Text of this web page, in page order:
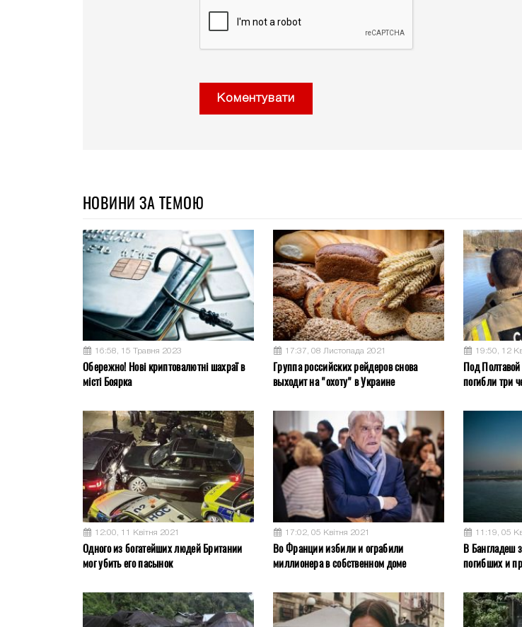
Коментувати
НОВИНИ ЗА ТЕМОЮ
16:58, 15 Травня 2023
Обережно! Нові криптовалютні шахраї в
місті Боярка
17:37, 08 Листопада 2021
Группа российских рейдеров снова
выходит на "охоту" в Украине
19:50, 12
Под
погибли три
12:00, 11 Квітня 2021
Одного из богатейших людей Британии
мог убить его пасынок
17:02, 05 Квітня 2021
Во Франции избили и ограбили
миллионера в собственном доме
11:19, 05
В Бангладеш
погибших и